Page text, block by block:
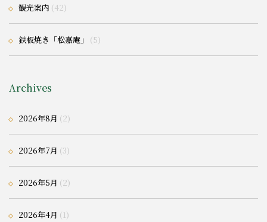
観光案内 (42)
鉄板焼き「松嘉庵」 (5)
Archives
2026年8月 (2)
2026年7月 (3)
2026年5月 (2)
2026年4月 (1)